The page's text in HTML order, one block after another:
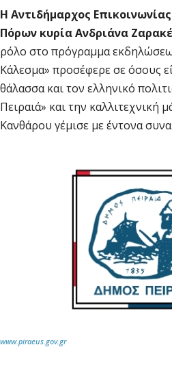
Η Αντιδήμαρχος
Πόρων κυρία Ανδριάνα
ρόλο στο πρόγραμμα
Κάλεσμα» προσέφερε σε όσους
θάλασσα και τον ελληνικό
Πειραιά» και την
Κανθάρου γέμισε με έντονα
www.piraeus.gov.gr